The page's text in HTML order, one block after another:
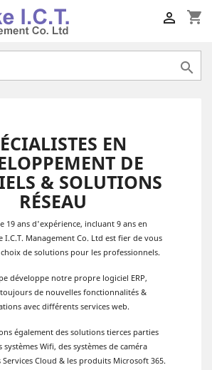
shopping_cart


EN
DE
& SOLUTIONS
RÉSEAU
19 ans d'expérience, incluant 9 ans en
I.C.T. Management Co. Ltd est fier de vous
de solutions pour les professionnels.
développe notre propre logiciel ERP,
de nouvelles fonctionnalités &
avec différents services web.
également des solutions tierces parties
systèmes Wifi, des systèmes de caméra
Services Cloud & les produits Microsoft 365.